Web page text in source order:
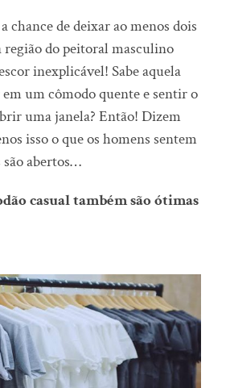
chance de deixar ao menos dois
região do peitoral masculino
inexplicável! Sabe aquela
em um cômodo quente e sentir o
uma janela? Então! Dizem
isso o que os homens sentem
são abertos…
casual também são ótimas